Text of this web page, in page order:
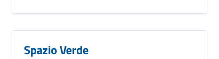
Spazio Verde